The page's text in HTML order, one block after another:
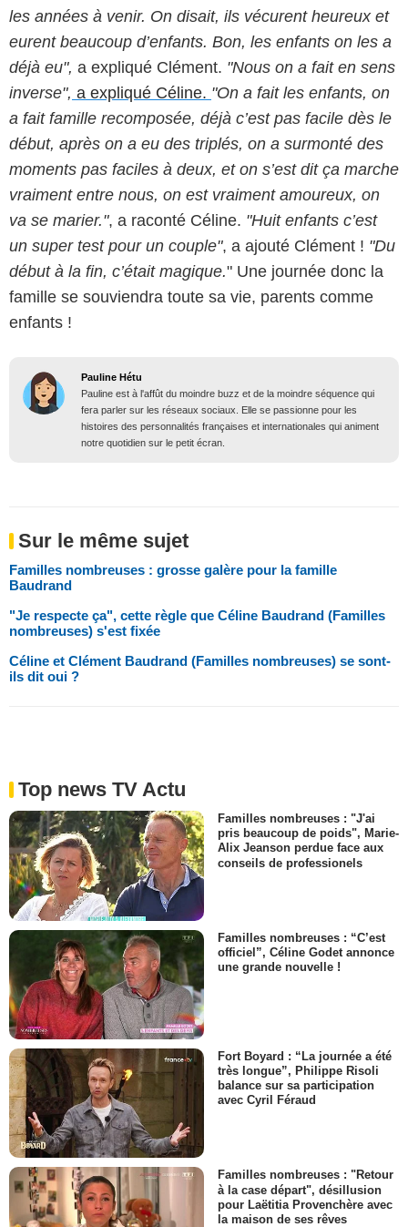
les années à venir. On disait, ils vécurent heureux et
eurent beaucoup d’enfants. Bon, les enfants on les a
déjà eu", a expliqué Clément. "Nous on a fait en sens
inverse", a expliqué Céline. "On a fait les enfants, on
a fait famille recomposée, déjà c’est pas facile dès le
début, après on a eu des triplés, on a surmonté des
moments pas faciles à deux, et on s’est dit ça marche
vraiment entre nous, on est vraiment amoureux, on
va se marier.", a raconté Céline. "Huit enfants c’est
un super test pour un couple", a ajouté Clément ! "Du
début à la fin, c’était magique." Une journée donc la
famille se souviendra toute sa vie, parents comme
enfants !
Pauline Hétu
Pauline est à l'affût du moindre buzz et de la moindre séquence qui
fera parler sur les réseaux sociaux. Elle se passionne pour les
histoires des personnalités françaises et internationales qui animent
notre quotidien sur le petit écran.
Sur le même sujet
Familles nombreuses : grosse galère pour la famille
Baudrand
"Je respecte ça", cette règle que Céline Baudrand (Familles
nombreuses) s'est fixée
Céline et Clément Baudrand (Familles nombreuses) se sont-
ils dit oui ?
Top news TV Actu
Familles nombreuses : "J'ai
pris beaucoup de poids", Marie-
Alix Jeanson perdue face aux
conseils de professionels
Familles nombreuses : “C’est
officiel”, Céline Godet annonce
une grande nouvelle !
Fort Boyard : “La journée a été
très longue”, Philippe Risoli
balance sur sa participation
avec Cyril Féraud
Familles nombreuses : "Retour
à la case départ", désillusion
pour Laëtitia Provenchère avec
la maison de ses rêves